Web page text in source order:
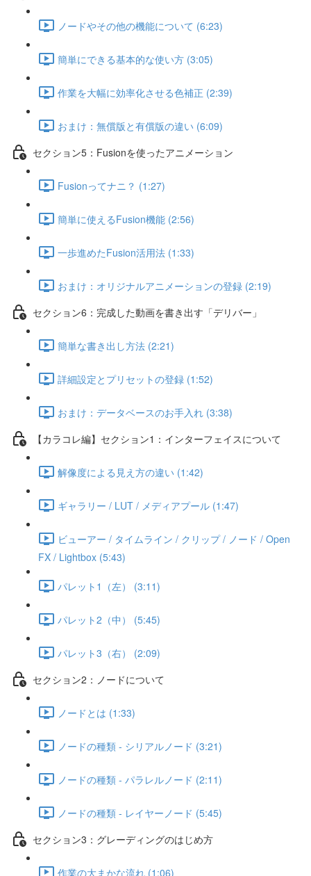
ノードやその他の機能について (6:23)
簡単にできる基本的な使い方 (3:05)
作業を大幅に効率化させる色補正 (2:39)
おまけ：無償版と有償版の違い (6:09)
セクション5：Fusionを使ったアニメーション
Fusionってナニ？ (1:27)
簡単に使えるFusion機能 (2:56)
一歩進めたFusion活用法 (1:33)
おまけ：オリジナルアニメーションの登録 (2:19)
セクション6：完成した動画を書き出す「デリバー」
簡単な書き出し方法 (2:21)
詳細設定とプリセットの登録 (1:52)
おまけ：データベースのお手入れ (3:38)
【カラコレ編】セクション1：インターフェイスについて
解像度による見え方の違い (1:42)
ギャラリー / LUT / メディアプール (1:47)
ビューアー / タイムライン / クリップ / ノード / Open
FX / Lightbox (5:43)
パレット1（左） (3:11)
パレット2（中） (5:45)
パレット3（右） (2:09)
セクション2：ノードについて
ノードとは (1:33)
ノードの種類 - シリアルノード (3:21)
ノードの種類 - パラレルノード (2:11)
ノードの種類 - レイヤーノード (5:45)
セクション3：グレーディングのはじめ方
作業の大まかな流れ (1:06)